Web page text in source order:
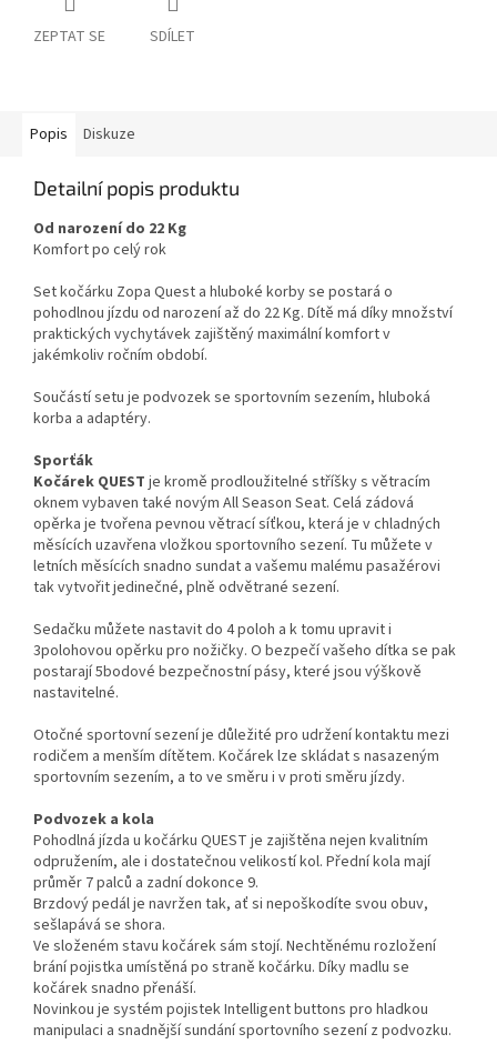
ZEPTAT SE SDÍLET
Popis Diskuze
Detailní popis produktu
Od narození do 22 Kg
Komfort po celý rok
Set kočárku Zopa Quest a hluboké korby se postará o
pohodlnou jízdu od narození až do 22 Kg. Dítě má díky množství
praktických vychytávek zajištěný maximální komfort v
jakémkoliv ročním období.
Součástí setu je podvozek se sportovním sezením, hluboká
korba a adaptéry.
Sporťák
Kočárek QUEST je kromě prodloužitelné stříšky s větracím
oknem vybaven také novým All Season Seat. Celá zádová
opěrka je tvořena pevnou větrací síťkou, která je v chladných
měsících uzavřena vložkou sportovního sezení. Tu můžete v
letních měsících snadno sundat a vašemu malému pasažérovi
tak vytvořit jedinečné, plně odvětrané sezení.
Sedačku můžete nastavit do 4 poloh a k tomu upravit i
3polohovou opěrku pro nožičky. O bezpečí vašeho dítka se pak
postarají 5bodové bezpečnostní pásy, které jsou výškově
nastavitelné.
Otočné sportovní sezení je důležité pro udržení kontaktu mezi
rodičem a menším dítětem. Kočárek lze skládat s nasazeným
sportovním sezením, a to ve směru i v proti směru jízdy.
Podvozek a kola
Pohodlná jízda u kočárku QUEST je zajištěna nejen kvalitním
odpružením, ale i dostatečnou velikostí kol. Přední kola mají
průměr 7 palců a zadní dokonce 9.
Brzdový pedál je navržen tak, ať si nepoškodíte svou obuv,
sešlapává se shora.
Ve složeném stavu kočárek sám stojí. Nechtěnému rozložení
brání pojistka umístěná po straně kočárku. Díky madlu se
kočárek snadno přenáší.
Novinkou je systém pojistek Intelligent buttons pro hladkou
manipulaci a snadnější sundání sportovního sezení z podvozku.